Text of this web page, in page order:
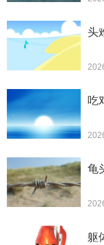
头
吃
龟
躯